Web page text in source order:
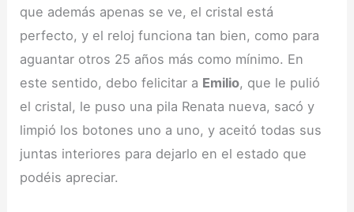
que además apenas se ve, el cristal está
perfecto, y el reloj funciona tan bien, como para
aguantar otros 25 años más como mínimo. En
este sentido, debo felicitar a Emilio, que le pulió
el cristal, le puso una pila Renata nueva, sacó y
limpió los botones uno a uno, y aceitó todas sus
juntas interiores para dejarlo en el estado que
podéis apreciar.